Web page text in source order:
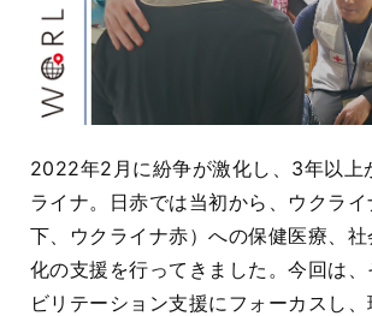
2022年2月に紛争が激化し、3年以上
ライナ。日赤では当初から、ウクラ
下、ウクライナ赤）への保健医療、
化の支援を行ってきました。今回は
ビリテーション支援にフォーカスし